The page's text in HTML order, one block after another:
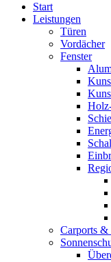
Start
Leistungen
Türen
Vordächer
Fenster
Carports &